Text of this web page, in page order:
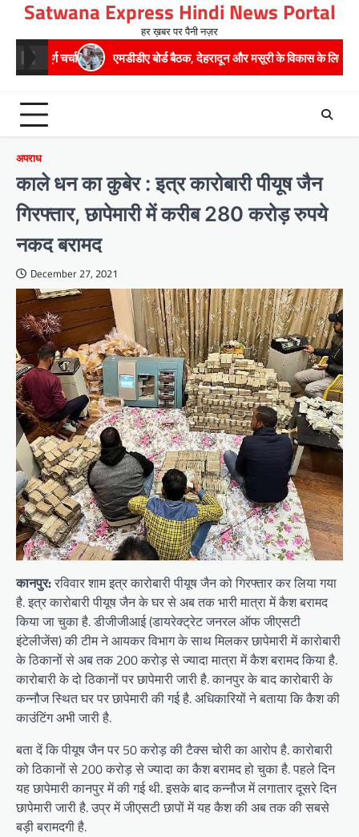
content
Satwana Express Hindi News Portal
हर ख़बर पर पैनी नज़र
एमडीडीए बोर्ड बैठक, देहरादून और मसूरी के विकास के लिए 25 बड़े प्रस्तावों को
अपराध
काले धन का कुबेर : इत्र कारोबारी पीयूष जैन
गिरफ्तार, छापेमारी में करीब 280 करोड़ रुपये
नकद बरामद
December 27, 2021
कानपुर:रविवार शाम इत्र कारोबारी पीयूष जैन को गिरफ्तार कर लिया गया
है. इत्र कारोबारी पीयूष जैन के घर से अब तक भारी मात्रा में कैश बरामद
किया जा चुका है. डीजीजीआई (डायरेक्ट्रेट जनरल ऑफ जीएसटी
इंटेलीजेंस) की टीम ने आयकर विभाग के साथ मिलकर छापेमारी में कारोबारी
के ठिकानों से अब तक 200 करोड़ से ज्यादा मात्रा में कैश बरामद किया है.
कारोबारी के दो ठिकानों पर छापेमारी जारी है. कानपुर के बाद कारोबारी के
कन्नौज स्थित घर पर छापेमारी की गई है. अधिकारियों ने बताया कि कैश की
काउंटिंग अभी जारी है.
बता दें कि पीयूष जैन पर 50 करोड़ की टैक्स चोरी का आरोप है. कारोबारी
को ठिकानों से 200 करोड़ से ज्यादा का कैश बरामद हो चुका है. पहले दिन
यह छापेमारी कानपुर में की गई थी. इसके बाद कन्नौज में लगातार दूसरे दिन
छापेमारी जारी है. उप्र में जीएसटी छापों में यह कैश की अब तक की सबसे
बड़ी बरामदगी है.